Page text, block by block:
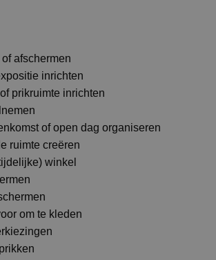
afschermen
inrichten
prikruimte inrichten
of open dag organiseren
ruimte creëren
winkel
om te kleden